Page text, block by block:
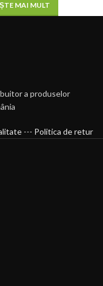
MAI MULT
a produselor
--- Politica de retur